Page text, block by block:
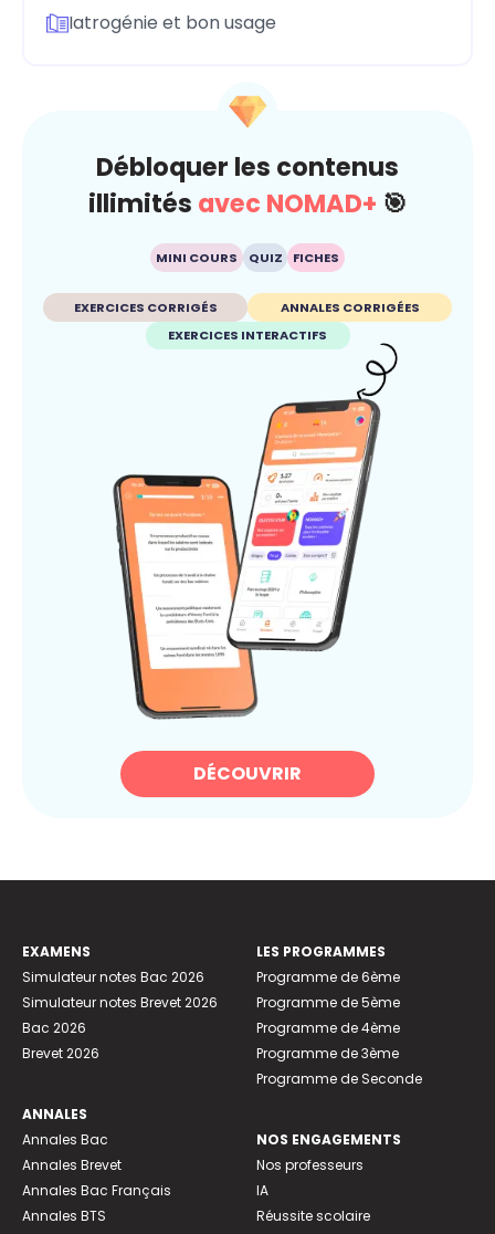
Iatrogénie et bon usage
Débloquer les contenus
illimités avec NOMAD+ 🎯
MINI COURS QUIZ FICHES
EXERCICES CORRIGÉS
ANNALES CORRIGÉES
EXERCICES INTERACTIFS
DÉCOUVRIR
EXAMENS
Simulateur notes Bac 2026
Simulateur notes Brevet 2026
Bac 2026
Brevet 2026
ANNALES
Annales Bac
Annales Brevet
Annales Bac Français
Annales BTS
LES PROGRAMMES
Programme de 6ème
Programme de 5ème
Programme de 4ème
Programme de 3ème
Programme de Seconde
NOS ENGAGEMENTS
Nos professeurs
IA
Réussite scolaire